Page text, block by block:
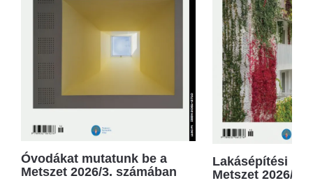
Óvodákat mutatunk be a
Metszet 2026/3. számában
Lakásépítési
Metszet 2026/2.